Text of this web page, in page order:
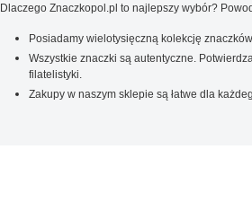
Dlaczego Znaczkopol.pl to najlepszy wybór?
Posiadamy wielotysięczną kolekcję
Wszystkie znaczki są autentyczne.
filatelistyki.
Zakupy w naszym sklepie są łatwe dla